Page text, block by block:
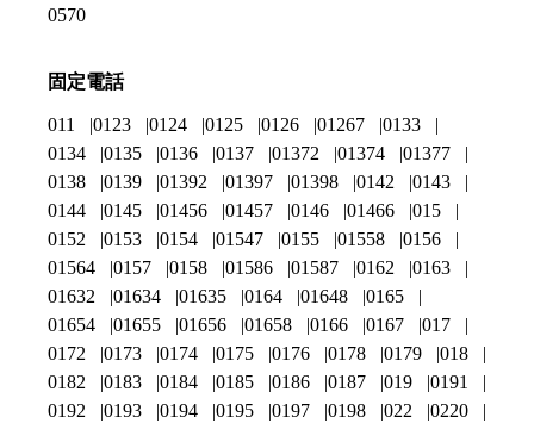
0570
固定電話
011 0123 0124 0125 0126 01267
0133
0134
0135 0136 0137 01372 01374
01377
0138
0139 01392 01397 01398 0142
0143
0144
0145 01456 01457 0146 01466
015
0152
0153 0154 01547 0155 01558
0156
01564
0157 0158 01586 01587 0162
0163
01632
01634 01635 0164 01648
0165
01654
01655 01656 01658 0166 0167
017
0172
0173 0174 0175 0176 0178 0179
018
0182
0183 0184 0185 0186 0187 019
0191
0192
0193 0194 0195 0197 0198 022 0220